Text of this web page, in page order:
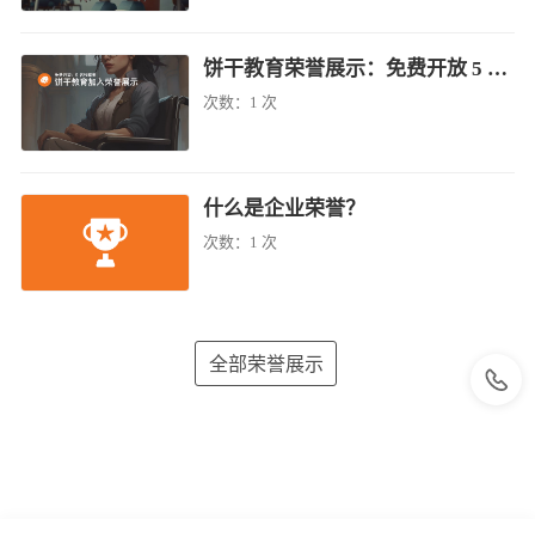
饼干教育荣誉展示：免费开放 5 名残疾者
次数： 1 次
什么是企业荣誉？
次数： 1 次
全部荣誉展示